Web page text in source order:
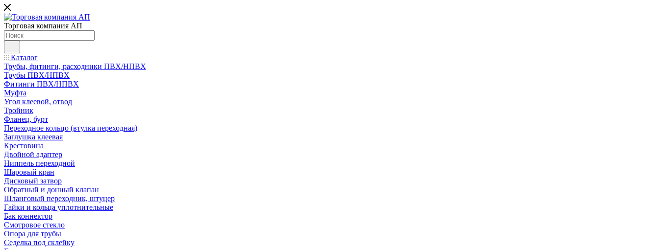
Торговая компания АП
Каталог
Трубы, фитинги, расходники ПВХ/НПВХ
Трубы ПВХ/НПВХ
Фитинги ПВХ/НПВХ
Муфта
Угол клеевой, отвод
Тройник
Фланец, бурт
Переходное кольцо (втулка переходная)
Заглушка клеевая
Крестовина
Двойной адаптер
Ниппель переходной
Шаровый кран
Дисковый затвор
Обратный и донный клапан
Шланговый переходник, штуцер
Гайки и кольца уплотнительные
Бак коннектор
Смотровое стекло
Опора для трубы
Седелка под склейку